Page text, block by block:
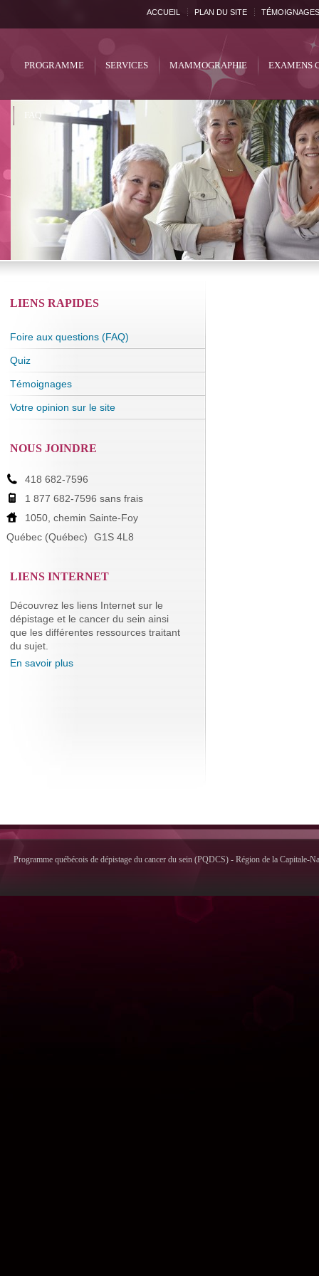
ACCUEIL PLAN DU SITE TÉMOIGNAGES
PROGRAMME SERVICES MAMMOGRAPHIE EXAMENS
FAQ
LIENS RAPIDES
Foire aux questions (FAQ)
Quiz
Témoignages
Votre opinion sur le site
NOUS JOINDRE
418 682-7596
1 877 682-7596 sans frais
1050, chemin Sainte-Foy
Québec (Québec)
G1S 4L8
LIENS INTERNET
Découvrez les liens Internet sur le
dépistage et le cancer du sein ainsi
que les différentes ressources traitant
du sujet.
En savoir plus
Programme québécois de dépistage du cancer du sein (PQDCS) - Région de la Capitale-